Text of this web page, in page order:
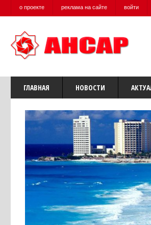
о проекте реклама на сайте войти
ГЛАВНАЯ НОВОСТИ